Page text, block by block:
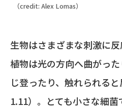
（credit: Alex Lomas）
生物はさまざまな刺激に反
植物は光の方向へ曲がっ
じ登ったり、触れられる
1.11）。とても小さな細